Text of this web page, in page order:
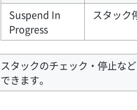
Suspend In
Progress
スタック
スタックのチェック・停止な
できます。